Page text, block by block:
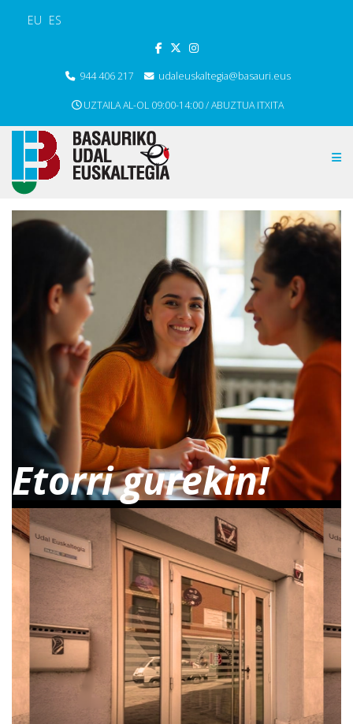
EU ES
944 406 217 udaleuskaltegia@basauri.eus
UZTAILA AL-OL 09:00-14:00 / ABUZTUA ITXITA
Etorri gurekin!